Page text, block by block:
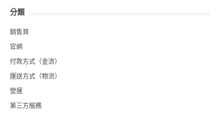
分類
銷售頁
官網
付款方式（金流）
運送方式（物流）
營運
第三方服務